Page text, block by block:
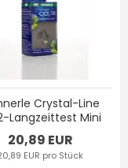
Crystal-Line
Langzeittest Mini
20,89 EUR
EUR pro Stück